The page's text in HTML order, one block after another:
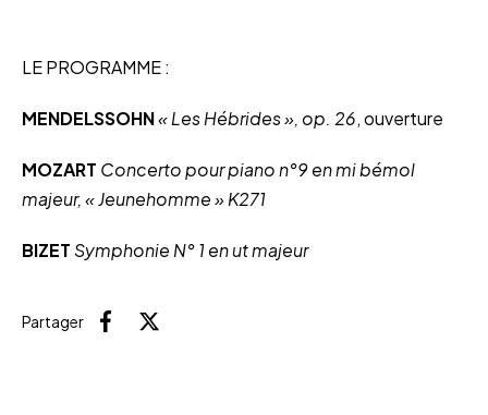
LE PROGRAMME :
MENDELSSOHN« Les Hébrides », op. 26, ouverture
MOZART Concerto pour piano n°9 en mi bémol
majeur, « Jeunehomme » K271
BIZET Symphonie N° 1 en ut majeur
Partager FacebookX (Twitter)